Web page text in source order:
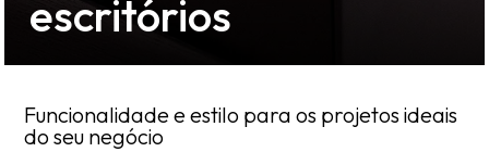
escritórios
Funcionalidade e estilo para os projetos ideais
do seu negócio